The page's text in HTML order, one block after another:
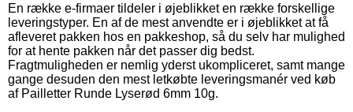
En række e-firmaer tildeler i øjeblikket en række forskellige
leveringstyper. En af de mest anvendte er i øjeblikket at få
afleveret pakken hos en pakkeshop, så du selv har mulighed
for at hente pakken når det passer dig bedst.
Fragtmuligheden er nemlig yderst ukompliceret, samt mange
gange desuden den mest letkøbte leveringsmanér ved køb
af Pailletter Runde Lyserød 6mm 10g.